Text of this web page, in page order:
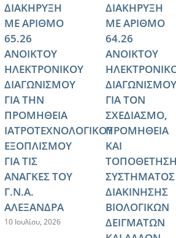
ΔΙΑΚΗΡΥΞΗ
ΜΕ ΑΡΙΘΜΟ
65.26
ΑΝΟΙΚΤΟΥ
ΗΛΕΚΤΡΟΝΙΚΟΥ
ΔΙΑΓΩΝΙΣΜΟΥ
ΓΙΑ ΤΗΝ
ΠΡΟΜΗΘΕΙΑ
ΙΑΤΡΟΤΕΧΝΟΛΟΓΙΚΟΥ
ΕΞΟΠΛΙΣΜΟΥ
ΓΙΑ ΤΙΣ
ΑΝΑΓΚΕΣ ΤΟΥ
Γ.Ν.Α.
ΑΛΕΞΑΝΔΡΑ
10 Ιουλίου, 2026
ΔΙΑΚΗΡΥΞΗ
ΜΕ ΑΡΙΘΜΟ
64.26
ΑΝΟΙΚΤΟΥ
ΔΙΑΓΩΝΙΣΜΟΥ
ΓΙΑ ΤΟΝ
ΣΧΕΔΙΑΣΜΟ,
ΠΡΟΜΗΘΕΙΑ
ΚΑΙ
ΤΟΠΟΘΕΤΗΣΗ
ΣΥΣΤΗΜΑΤΟΣ
ΔΙΑΚΙΝΗΣΗΣ
ΒΙΟΛΟΓΙΚΩΝ
ΔΕΙΓΜΑΤΩΝ